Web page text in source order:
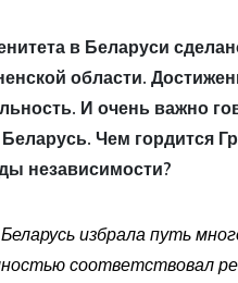
в Беларуси
области.
И очень важно
Чем гордится
независимости?
избрала путь
соответствовал